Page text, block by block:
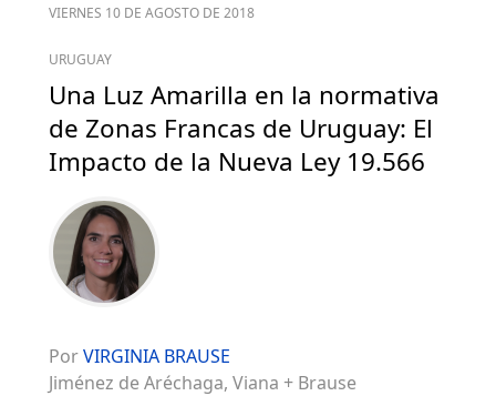
VIERNES 10 DE AGOSTO DE 2018
URUGUAY
Una Luz Amarilla en la normativa
de Zonas Francas de Uruguay: El
Impacto de la Nueva Ley 19.566
PorVIRGINIA BRAUSE
Jiménez de Aréchaga, Viana + Brause